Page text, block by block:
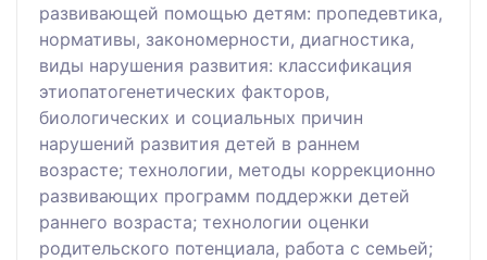
развивающей помощью детям: пропедевтика,
нормативы, закономерности, диагностика,
виды нарушения развития: классификация
этиопатогенетических факторов,
биологических и социальных причин
нарушений развития детей в раннем
возрасте; технологии, методы коррекционно
развивающих программ поддержки детей
раннего возраста; технологии оценки
родительского потенциала, работа с семьей;